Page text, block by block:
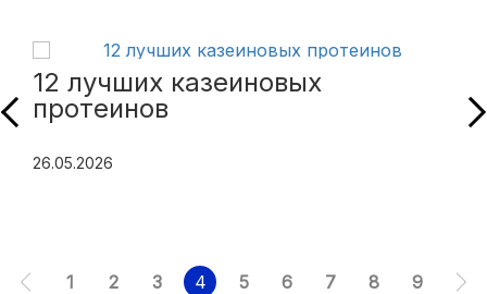
12 лучших казеиновых
протеинов
26.05.2026
1 2 3 4 5 6 7 8 9